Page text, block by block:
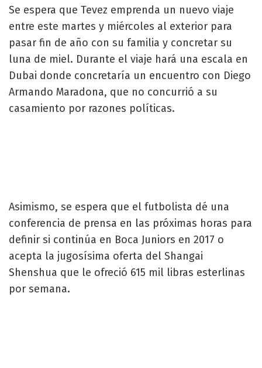
Se espera que Tevez emprenda un nuevo viaje
entre este martes y miércoles al exterior para
pasar fin de año con su familia y concretar su
luna de miel. Durante el viaje hará una escala en
Dubai donde concretaría un encuentro con Diego
Armando Maradona, que no concurrió a su
casamiento por razones políticas.
Asimismo, se espera que el futbolista dé una
conferencia de prensa en las próximas horas para
definir si continúa en Boca Juniors en 2017 o
acepta la jugosísima oferta del Shangai
Shenshua que le ofreció 615 mil libras esterlinas
por semana.